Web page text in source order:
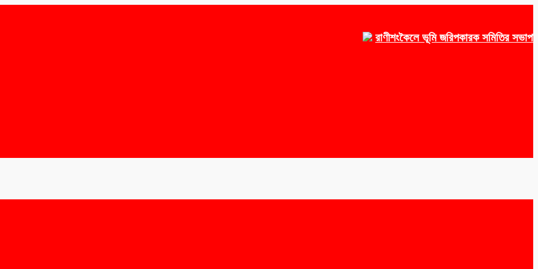
রাণীশংকৈলে ভূমি জরিপকারক সমিতির সভাপতি